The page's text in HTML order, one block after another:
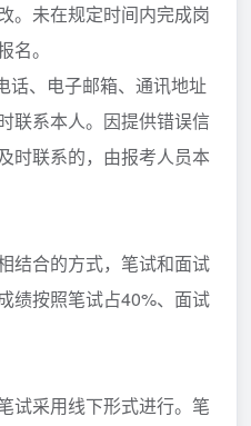
。未在规定时间内完成岗
。
、电子邮箱、通讯地址
联系本人。因提供错误信
时联系的，由报考人员本
合的方式，笔试和面试
绩按照笔试占40%、面试
采用线下形式进行。笔